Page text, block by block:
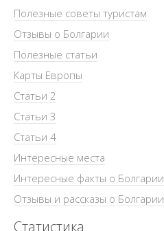
Полезные советы туристам
Отзывы о Болгарии
Полезные статьи
Карты Европы
Статьи 2
Статьи 3
Статьи 4
Интересные места
Интересные факты о Болгарии
Отзывы и рассказы о Болгарии
Статистика